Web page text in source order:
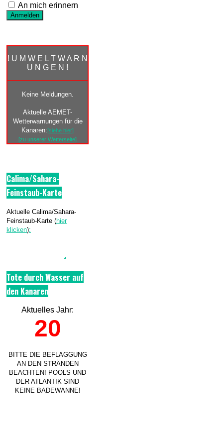
An mich erinnern
! U M W E L T W A R N
U N G E N !
Keine Meldungen.
Aktuelle AEMET-
Wetterwarnungen für die
Kanaren:[siehe hier]
[zu unserer Wetterseite]
Calima/Sahara-
Feinstaub-Karte
Aktuelle Calima/Sahara-
Feinstaub-Karte (hier
klicken):
.
Tote durch Wasser auf
den Kanaren
Aktuelles Jahr:
20
BITTE DIE BEFLAGGUNG
AN DEN STRÄNDEN
BEACHTEN! POOLS UND
DER ATLANTIK SIND
KEINE BADEWANNE!